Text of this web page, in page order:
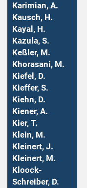
Karimian, A.
Kausch, H.
Kayal, H.
Kazula, S.
Keßler, M.
Khorasani, M.
Kiefel, D.
Kieffer, S.
Kiehn, D.
Kiener, A.
Kier, T.
Klein, M.
Kleinert, J.
Kleinert, M.
Kloock-
Schreiber, D.